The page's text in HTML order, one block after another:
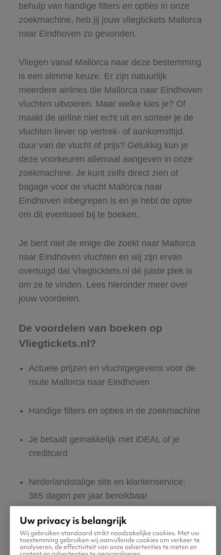
behulp van handige filters en opties in onze
zoekmachine, heb jij jouw vliegtickets Mallorca
naar Eindhoven zo gevonden.
Vliegen vanaf Mallorca naar deze bestemming
is een slimme keuze. Er zijn natuurlijk
meerdere airlines die Mallorca naar Eindhoven
vluchten uitvoeren. Maar welke kies je? Of
maakt de airline niet echt uit en sorteer je de
vluchten liever op vertrek- of aankomsttijd,
duur van de vlucht of prijs? Gelukkig kun je
deze voorkeuren allemaal aangeven in onze
zoekmachine. Je kunt zelfs direct zien of
bagage voor de vlucht Mallorca naar
Eindhoven inbegrepen is en je hebt de optie
om dit eventueel bij te boeken.
Je bent niet de enige die zoekt naar Mallorca
naar Eindhoven vluchten en wij zijn ervan
overtuigd dat Vliegticktets.nl dé juiste plek is
om ze te vinden. Lees hieronder meer over
jouw voordelen.
De voordelen van boeken op
Vliegtickets.nl?
Actuele prijzen en vluchtgegevens voor de
route Mallorca naar Eindhoven
Handige filters en opties in de zoekmachine
Je betaalt gemakkelijk met iDEAL of je
creditcard
Nederlandstalige site en klantenservice:
365 dagen per jaar bereikbaar
Zeker van veilig boeken en betalen
Boek ook direct een hotel of huurauto voor
Uw privacy is belangrijk
Wij gebruiken standaard strikt noodzakelijke cookies. Met uw
toestemming gebruiken wij aanvullende cookies om verkeer te
analyseren, de effectiviteit van onze advertenties te meten en